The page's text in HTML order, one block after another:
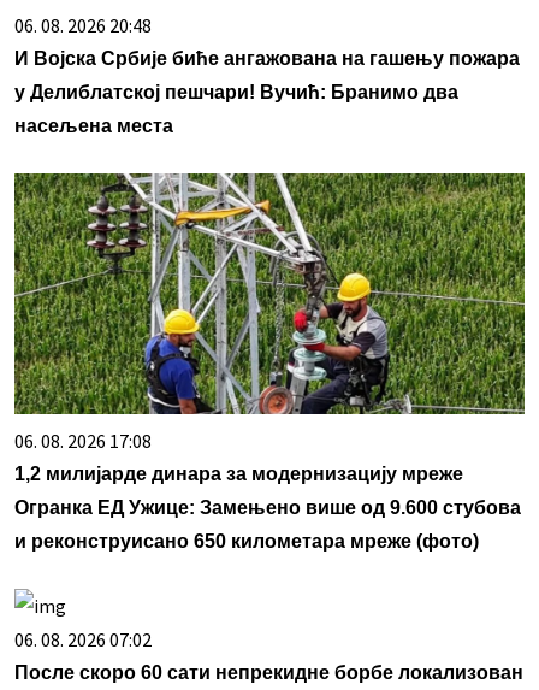
06. 08. 2026 20:48
И Војска Србије биће ангажована на гашењу пожара
у Делиблатској пешчари! Вучић: Бранимо два
насељена места
06. 08. 2026 17:08
1,2 милијарде динара за модернизацију мреже
Огранка ЕД Ужице: Замењено више од 9.600 стубова
и реконструисано 650 километара мреже (фото)
06. 08. 2026 07:02
После скоро 60 сати непрекидне борбе локализован